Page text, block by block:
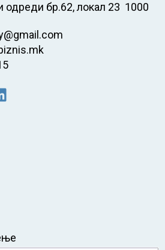
одреди бр.62, локал 23 1000